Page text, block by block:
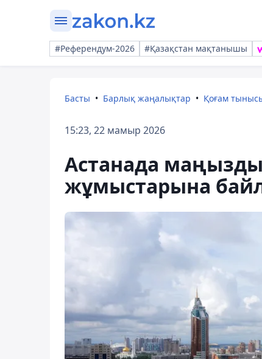
#Референдум-2026 #Қазақстан мақтанышы
Басты Барлық жаңалықтар Қоғам
15:23, 22 мамыр 2026
Астанада
жұмыстарына